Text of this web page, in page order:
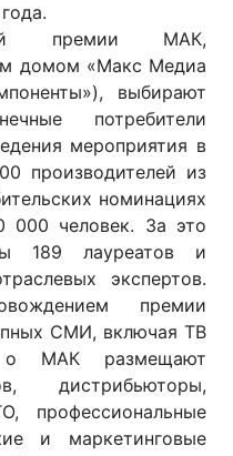
премии МАК,
домом «Макс Медиа
выбирают
потребители
мероприятия в
производителей из
номинациях
000 человек. За это
189 лауреатов и
экспертов.
премии
СМИ, включая ТВ
МАК размещают
дистрибьюторы,
профессиональные
и маркетинговые